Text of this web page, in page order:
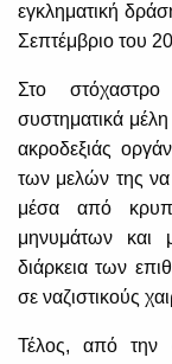
εγκληματική
Σεπτέμβριο του
Στο
συστηματικά
ακροδεξιάς
των μελών της να
μέσα από
μηνυμάτων και
διάρκεια των
σε ναζιστικούς
Τέλος, από την